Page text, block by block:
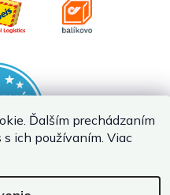
Ďalším prechádzaním
ich používaním. Viac